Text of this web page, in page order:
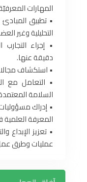
المهارات
• تطبيق
التحليلية وغير
• إجراء التجارب
دقيقة عنها.
• استكشاف
• التعامل مع
السلامة
• إدراك
المعرفة العلمية
• تعزيز الإبداع
عمليات وطرق